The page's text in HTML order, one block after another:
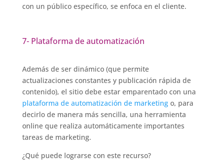
con un público específico, se enfoca en el cliente.
7- Plataforma de automatización
Además de ser dinámico (que permite
actualizaciones constantes y publicación rápida de
contenido), el sitio debe estar emparentado con una
plataforma de automatización de marketingo, para
decirlo de manera más sencilla, una herramienta
online que realiza automáticamente importantes
tareas de marketing.
¿Qué puede lograrse con este recurso?